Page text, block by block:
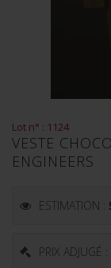
Lot n° : 1124
VESTE
ENGINEERS
ESTIMATION :
PRIX ADJUGÉ :